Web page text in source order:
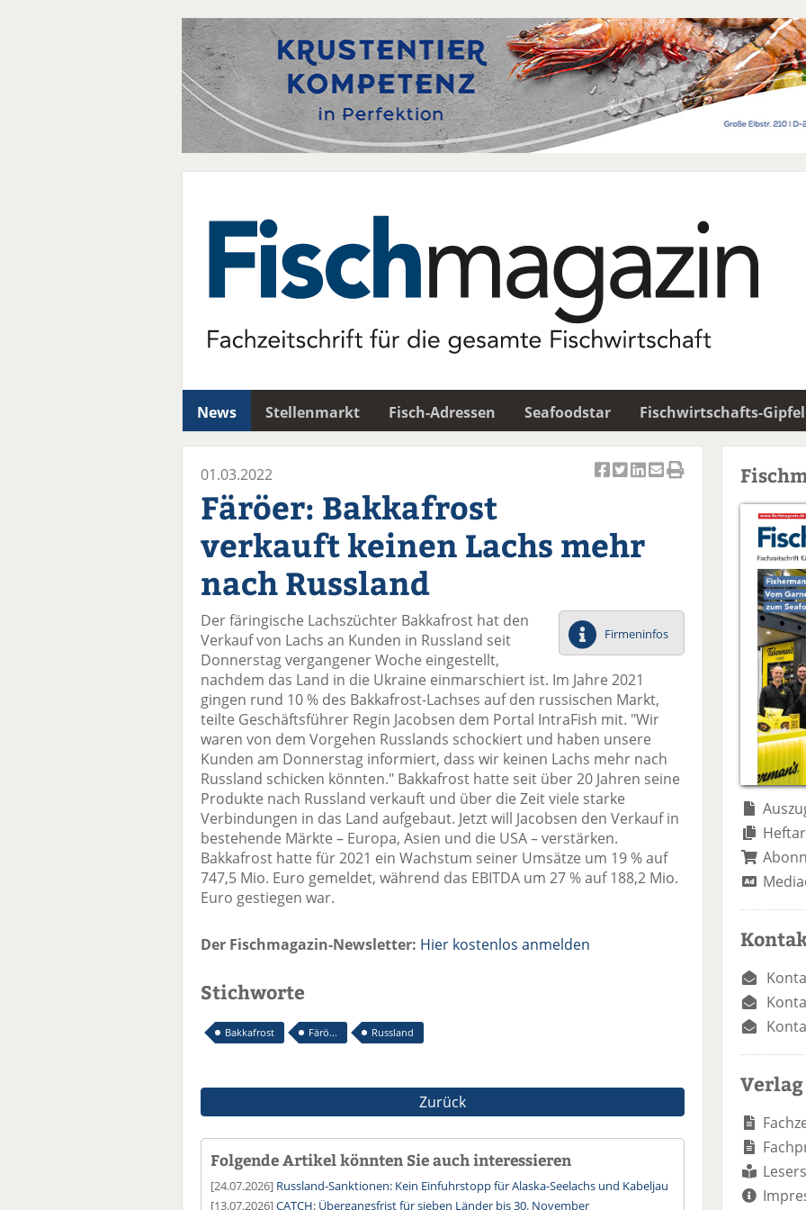
News Stellenmarkt Fisch-Adressen Seafoodstar Fischwirtschafts-Gipfel
el
F
ac
e
o
o
k
te
il
e
n
k
el
tt
er
el
Li
n
di
n
te
il
e
n
E
m
er
se
n
d
e
ck
e
01.03.2022
Färöer: Bakkafrost
verkauft keinen Lachs mehr
nach Russland
Firmeninfos
Der färingische Lachszüchter Bakkafrost hat den
Verkauf von Lachs an Kunden in Russland seit
Donnerstag vergangener Woche eingestellt,
nachdem das Land in die Ukraine einmarschiert ist. Im Jahre 2021
gingen rund 10 % des Bakkafrost-Lachses auf den russischen Markt,
teilte Geschäftsführer Regin Jacobsen dem Portal IntraFish mit. "Wir
waren von dem Vorgehen Russlands schockiert und haben unsere
Kunden am Donnerstag informiert, dass wir keinen Lachs mehr nach
Russland schicken könnten." Bakkafrost hatte seit über 20 Jahren seine
Produkte nach Russland verkauft und über die Zeit viele starke
Verbindungen in das Land aufgebaut. Jetzt will Jacobsen den Verkauf in
bestehende Märkte – Europa, Asien und die USA – verstärken.
Bakkafrost hatte für 2021 ein Wachstum seiner Umsätze um 19 % auf
747,5 Mio. Euro gemeldet, während das EBITDA um 27 % auf 188,2 Mio.
Euro gestiegen war.
Der Fischmagazin-Newsletter: Hier kostenlos anmelden
Stichworte
Bakkafrost Färö... Russland
Zurück
Folgende Artikel könnten Sie auch interessieren
[24.07.2026] Russland-Sanktionen: Kein Einfuhrstopp für Alaska-Seelachs und Kabeljau
[13.07.2026]CATCH: Übergangsfrist für sieben Länder bis 30. November
Verlag